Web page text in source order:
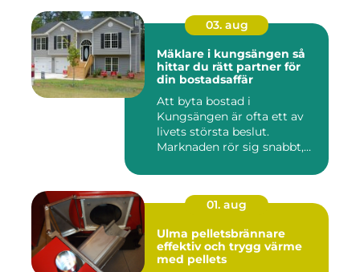
03. aug
Mäklare i kungsängen så
hittar du rätt partner för
din bostadsaffär
Att byta bostad i
Kungsängen är ofta ett av
livets största beslut.
Marknaden rör sig snabbt,
01. aug
Ulma pelletsbrännare
effektiv och trygg värme
med pellets